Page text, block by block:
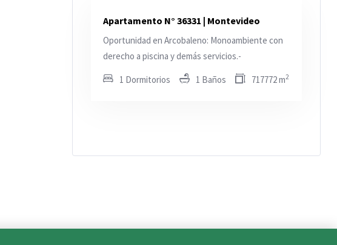
Apartamento N° 36331 | Montevideo
Oportunidad en Arcobaleno: Monoambiente con
derecho a piscina y demás servicios.-
1 Dormitorios 1 Baños 717772 m2